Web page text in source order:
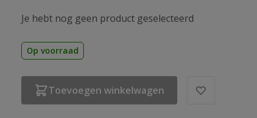
Je hebt nog geen product geselecteerd
Op voorraad
Toevoegen winkelwagen